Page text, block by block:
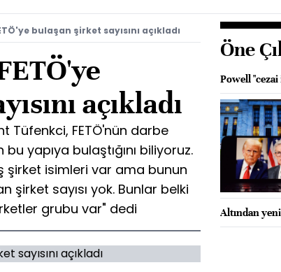
bulaşan şirket sayısını açıkladı
açıkladı
Tüfenkci, FETÖ'nün darbe
yapıya bulaştığını biliyoruz.
şirket isimleri var ama bunun
şirket sayısı yok. Bunlar belki
grubu var" dedi
Öne
Powell "cezai
Altından